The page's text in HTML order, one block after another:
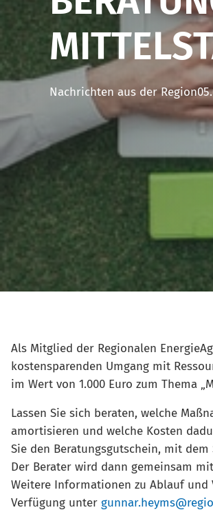
Nachrichten aus der Region
Als Mitglied der Regionalen
kostensparenden Umgang mit
im Wert von 1.000 Euro zum Thema
​​​​​​​Lassen Sie sich beraten, welche
amortisieren und welche Kosten
Sie den Beratungsgutschein, mit
Der Berater wird dann gemeinsam
Weitere Informationen zu Ablauf und
Verfügung unter